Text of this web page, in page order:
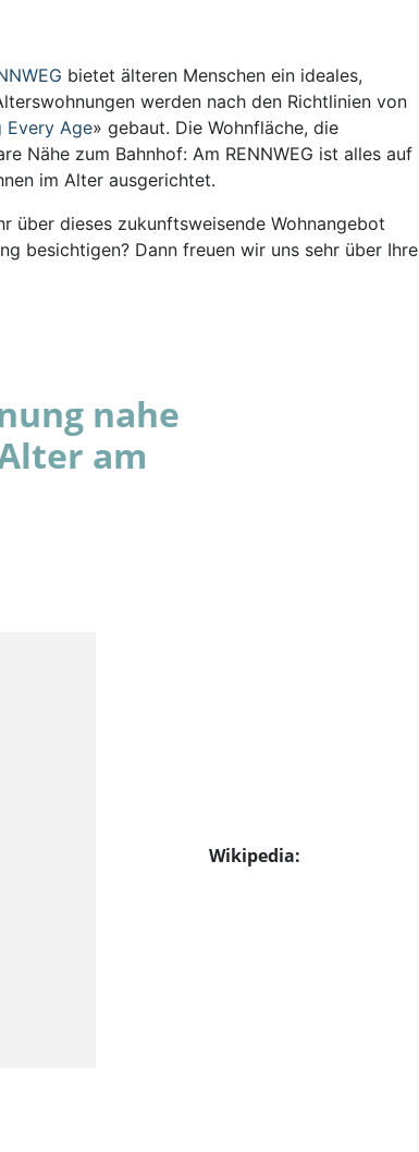
bietet älteren Menschen ein ideales,
werden nach den Richtlinien von
Every Age» gebaut. Die Wohnfläche, die
Nähe zum Bahnhof: Am RENNWEG ist alles auf
im Alter ausgerichtet.
über dieses zukunftsweisende Wohnangebot
besichtigen? Dann freuen wir uns sehr über Ihre
nahe
am
Wikipedia: